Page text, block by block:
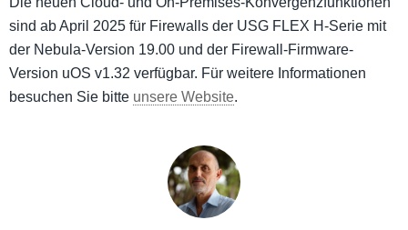
sind ab April 2025 für Firewalls der USG FLEX H-Serie mit
der Nebula-Version 19.00 und der Firewall-Firmware-
Version uOS v1.32 verfügbar. Für weitere Informationen
besuchen Sie bitte unsere Website.